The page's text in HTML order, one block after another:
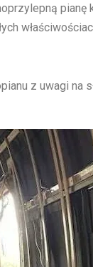
pianę
z uwagi na